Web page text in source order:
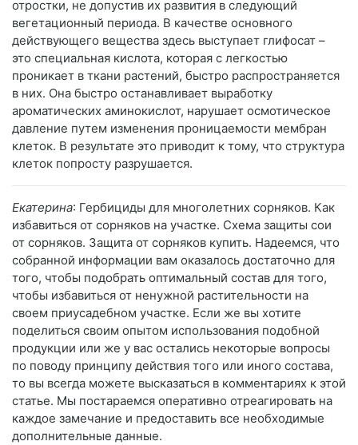
отростки, не допустив их развития в следующий
вегетационный периода. В качестве основного
действующего вещества здесь выступает глифосат –
это специальная кислота, которая с легкостью
проникает в ткани растений, быстро распространяется
в них. Она быстро останавливает выработку
ароматических аминокислот, нарушает осмотическое
давление путем изменения проницаемости мембран
клеток. В результате это приводит к тому, что структура
клеток попросту разрушается.
Екатерина: Гербициды для многолетних сорняков. Как
избавиться от сорняков на участке. Схема защиты сои
от сорняков. Защита от сорняков купить. Надеемся, что
собранной информации вам оказалось достаточно для
того, чтобы подобрать оптимальный состав для того,
чтобы избавиться от ненужной растительности на
своем приусадебном участке. Если же вы хотите
поделиться своим опытом использования подобной
продукции или же у вас остались некоторые вопросы
по поводу принципу действия того или иного состава,
то вы всегда можете высказаться в комментариях к этой
статье. Мы постараемся оперативно отреагировать на
каждое замечание и предоставить все необходимые
дополнительные данные.